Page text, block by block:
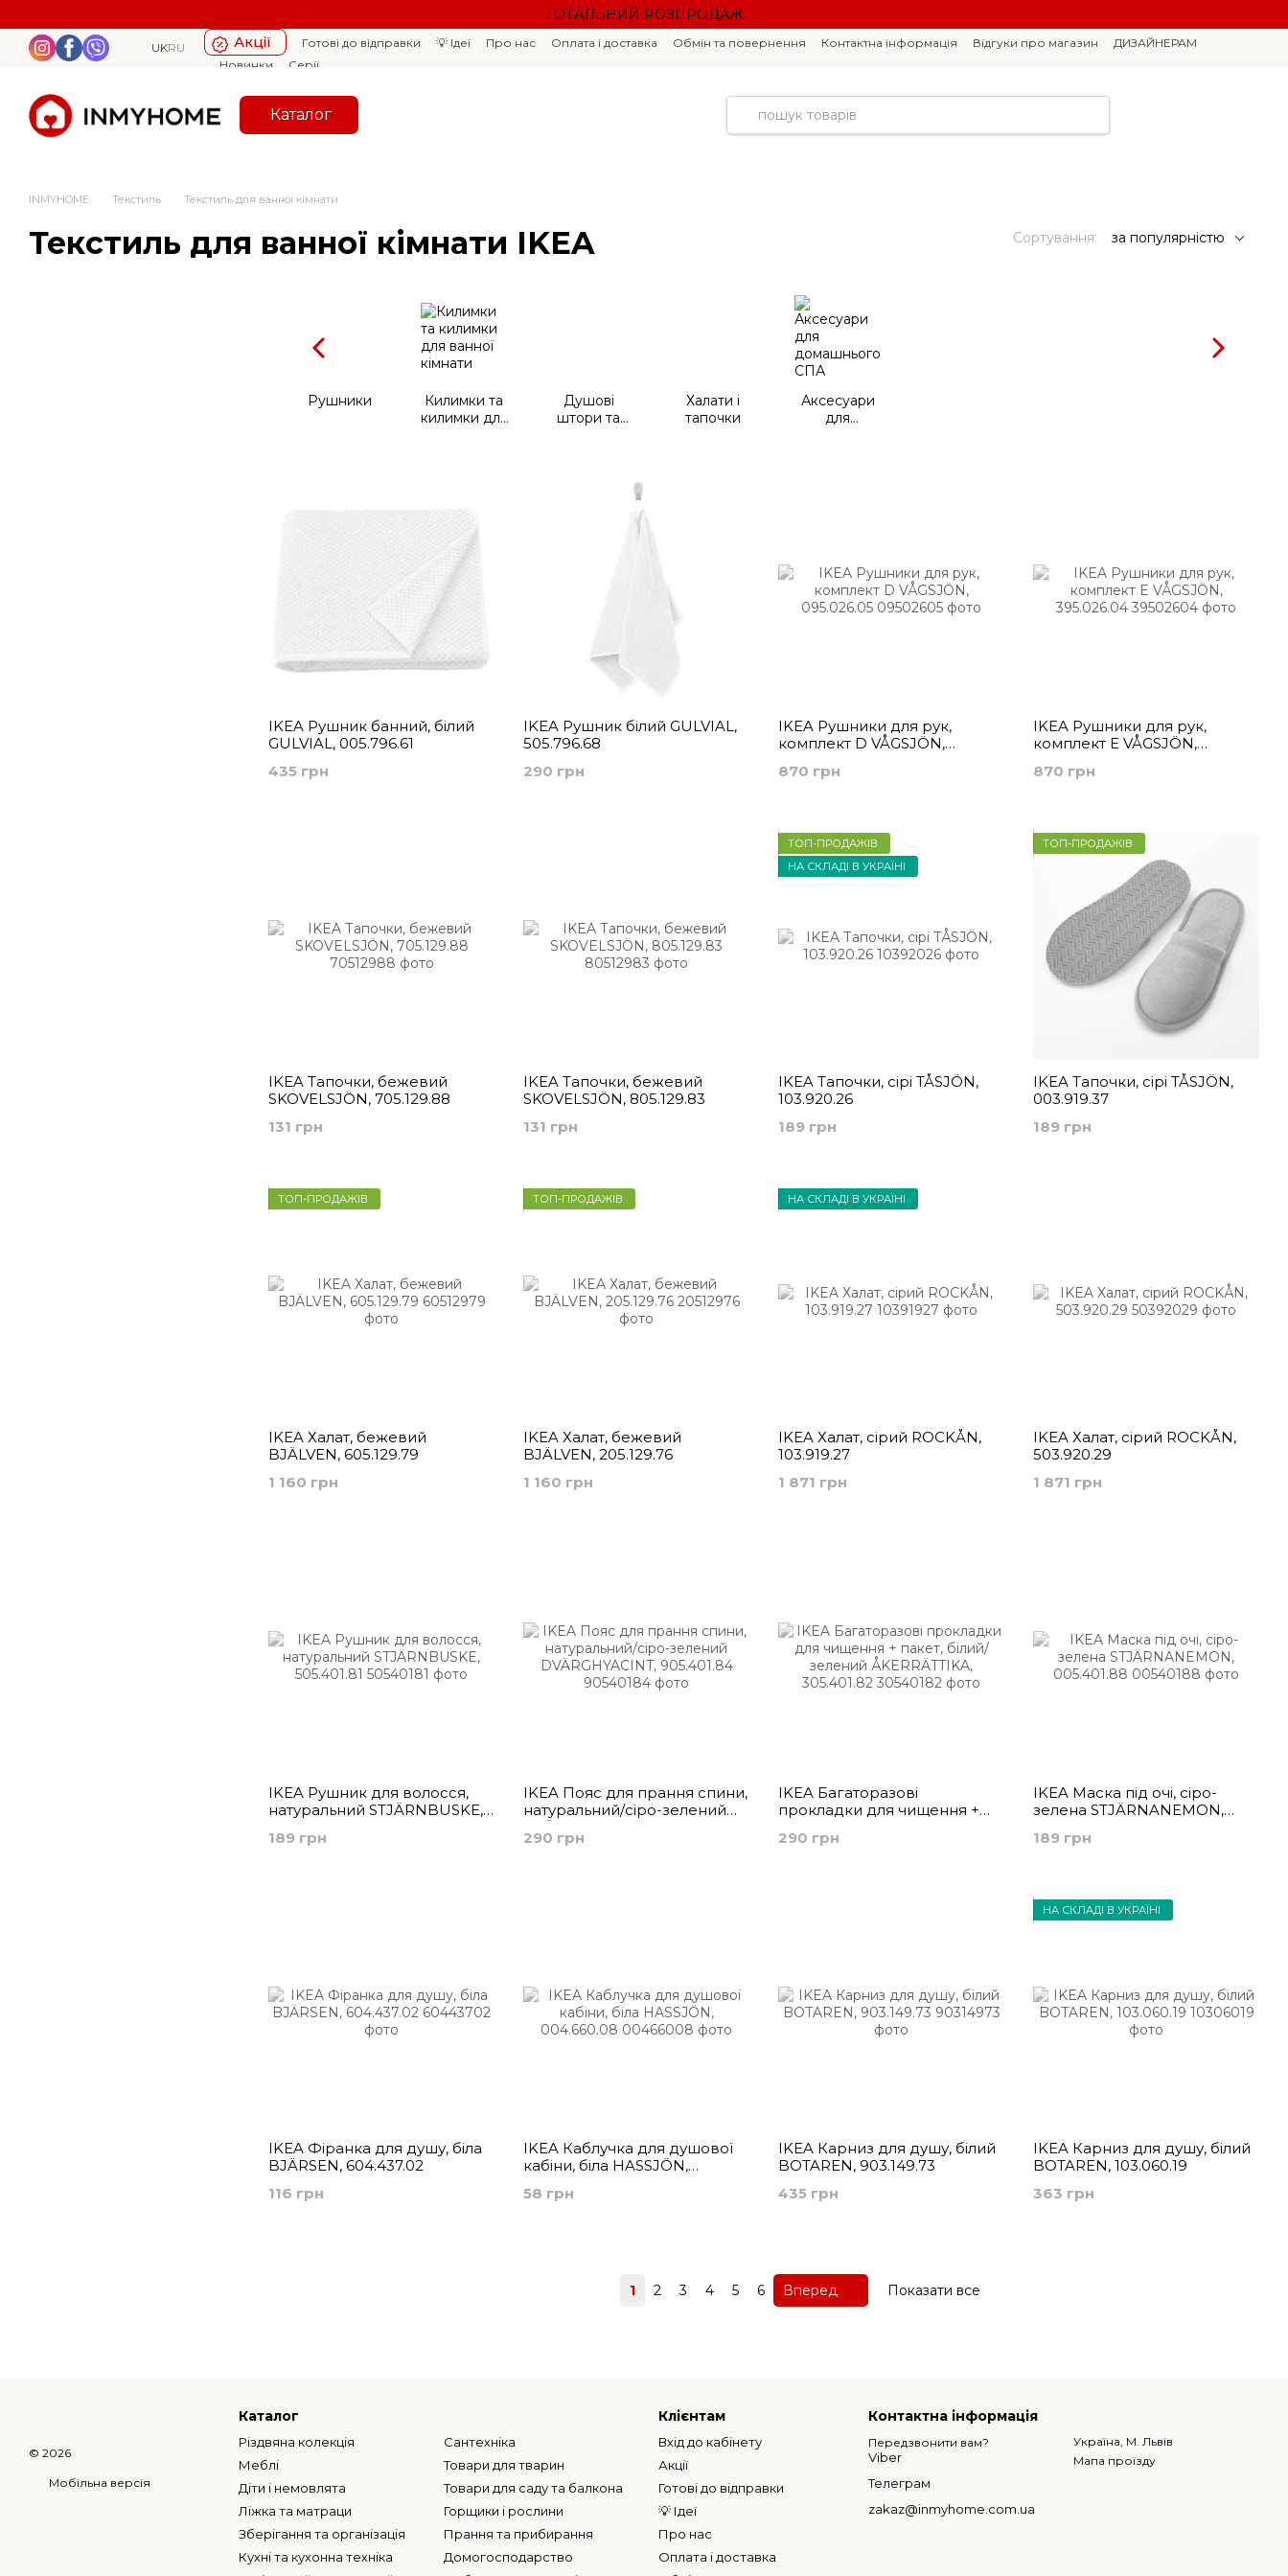
ТОТАЛЬНИЙ РОЗПРОДАЖ
UKRU Акції Готові до відправки 💡 Ідеї Про нас Оплата і доставка Обмін та повернення Контактна інформація Відгуки про магазин
ДИЗАЙНЕРАМ
Новинки
Серії
Каталог
INMYHOME Текстиль Текстиль для ванної кімнати
Текстиль для ванної кімнати IKEA Сортування: за популярністю
Рушники
Килимки та
килимки для
Душові
штори та
Халати і
тапочки
Аксесуари
для
IKEA Рушник банний, білий
GULVIAL, 005.796.61
435 грн
IKEA Рушник білий GULVIAL,
505.796.68
290 грн
IKEA Рушники для рук,
комплект D VÅGSJÖN,
870 грн
IKEA Рушники для рук,
комплект E VÅGSJÖN,
870 грн
IKEA Тапочки, бежевий
SKOVELSJÖN, 705.129.88
131 грн
IKEA Тапочки, бежевий
SKOVELSJÖN, 805.129.83
131 грн
ТОП-ПРОДАЖІВ
НА СКЛАДІ В УКРАЇНІ
IKEA Тапочки, сірі TÅSJÖN,
103.920.26
189 грн
ТОП-ПРОДАЖІВ
IKEA Тапочки, сірі TÅSJÖN,
003.919.37
189 грн
ТОП-ПРОДАЖІВ
IKEA Халат, бежевий
BJÄLVEN, 605.129.79
1 160 грн
ТОП-ПРОДАЖІВ
IKEA Халат, бежевий
BJÄLVEN, 205.129.76
1 160 грн
НА СКЛАДІ В УКРАЇНІ
IKEA Халат, сірий ROCKÅN,
103.919.27
1 871 грн
IKEA Халат, сірий ROCKÅN,
503.920.29
1 871 грн
IKEA Рушник для волосся,
натуральний STJÄRNBUSKE,
189 грн
IKEA Пояс для прання спини,
натуральний/сіро-зелений
DVÄRGHYACINT, 905.401.84
290 грн
IKEA Багаторазові
прокладки для чищення +
ÅKERRÄTTIKA, 305.401.82
290 грн
IKEA Маска під очі, сіро-
зелена STJÄRNANEMON,
189 грн
IKEA Фіранка для душу, біла
BJÄRSEN, 604.437.02
116 грн
IKEA Каблучка для душової
кабіни, біла HASSJÖN,
58 грн
IKEA Карниз для душу, білий
BOTAREN, 903.149.73
435 грн
НА СКЛАДІ В УКРАЇНІ
IKEA Карниз для душу, білий
BOTAREN, 103.060.19
363 грн
1 2 3 4 5 6 Вперед Показати все
© 2026
Мобільна версія
Каталог
Різдвяна колекція
Меблі
Діти і немовлята
Ліжка та матраци
Зберігання та організація
Кухні та кухонна техніка
Сантехніка
Товари для тварин
Товари для саду та балкона
Горщики і рослини
Прання та прибирання
Домогосподарство
Клієнтам
Вхід до кабінету
Акції
Готові до відправки
💡 Ідеї
Про нас
Оплата і доставка
Контактна інформація
Передзвонити вам?
Viber
Телеграм
zakaz@inmyhome.com.ua
Україна, М. Львів
Мапа проїзду